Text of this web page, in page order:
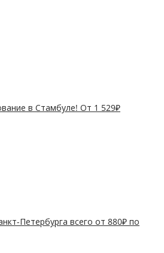
в Стамбуле! От 1 529₽
Петербурга всего от 880₽ по